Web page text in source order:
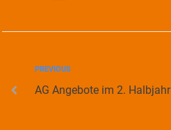
PREVIOUS
AG Angebote im 2. Halbjahr